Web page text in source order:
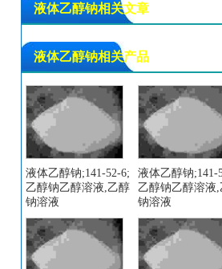
液体乙醇钠相关文章
液体乙醇钠相关产品
液体乙醇钠;141-52-6;
乙醇钠乙醇溶液,乙醇
钠溶液
液体乙醇钠;141-
乙醇钠乙醇溶液,
钠溶液